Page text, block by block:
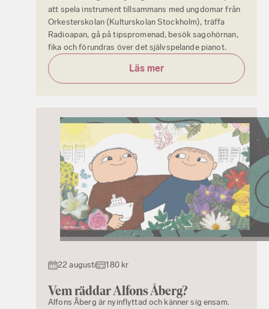
att spela instrument tillsammans med ungdomar från
Orkesterskolan (Kulturskolan Stockholm), träffa
Radioapan, gå på tipspromenad, besök sagohörnan,
fika och förundras över det självspelande pianot.
Läs mer
22 augusti 180 kr
Vem räddar Alfons Åberg?
Alfons Åberg är nyinflyttad och känner sig ensam.